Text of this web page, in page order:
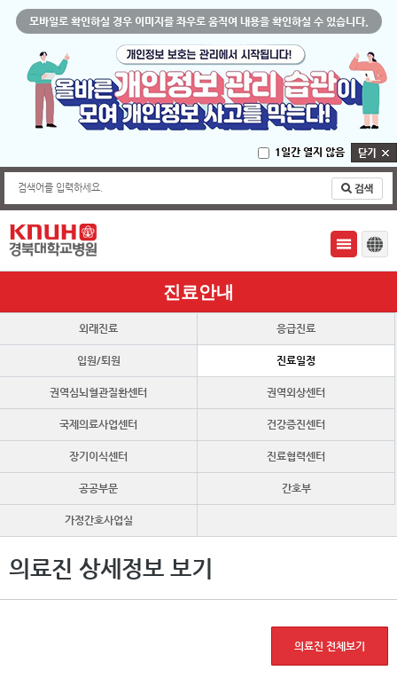
모바일로 확인하실 경우 이미지를 좌우로 움직여 내용을 확인하실 수 있습니다.
1일간 열지 않음
검색어를 입력하세요.
진료안내
외래진료 응급진료
입원/퇴원 진료일정
권역심뇌혈관질환센터 권역외상센터
국제의료사업센터 건강증진센터
장기이식센터 진료협력센터
공공부문 간호부
가정간호사업실
의료진 상세정보 보기
의료진 전체보기